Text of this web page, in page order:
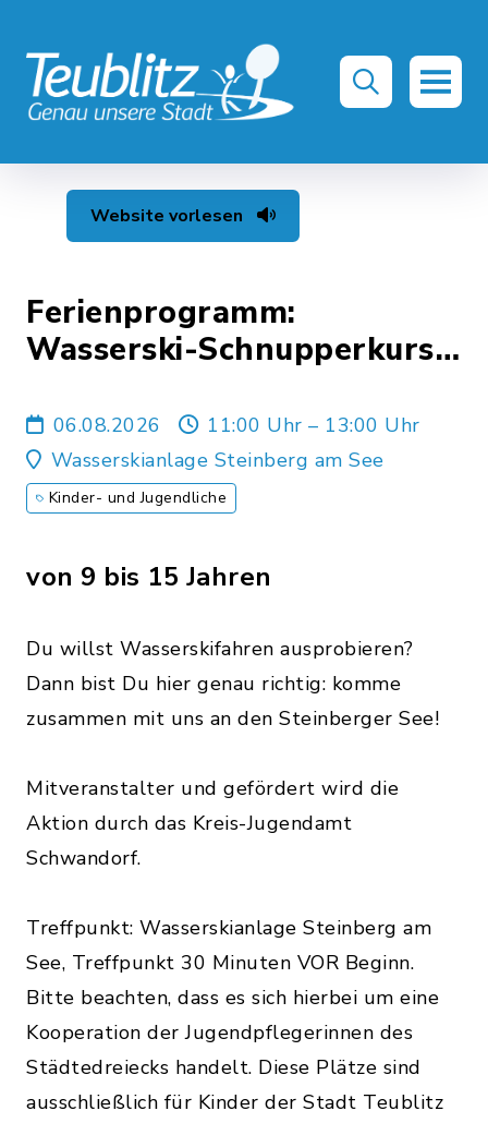
Website vorlesen
Ferienprogramm:
Wasserski-Schnupperkurs
06.08.2026
11:00 Uhr – 13:00 Uhr
Wasserskianlage Steinberg am See
Kinder- und Jugendliche
von 9 bis 15 Jahren
Du willst Wasserskifahren ausprobieren?
Dann bist Du hier genau richtig: komme
zusammen mit uns an den Steinberger See!
Mitveranstalter und gefördert wird die
Aktion durch das Kreis-Jugendamt
Schwandorf.
Treffpunkt: Wasserskianlage Steinberg am
See, Treffpunkt 30 Minuten VOR Beginn.
Bitte beachten, dass es sich hierbei um eine
Kooperation der Jugendpflegerinnen des
Städtedreiecks handelt. Diese Plätze sind
ausschließlich für Kinder der Stadt Teublitz